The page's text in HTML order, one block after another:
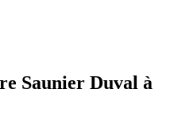
Saunier Duval à